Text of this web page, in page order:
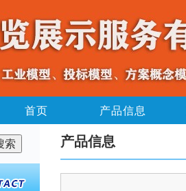
首页 产品信息
产品信息